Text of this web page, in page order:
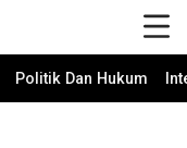
Politik Dan Hukum